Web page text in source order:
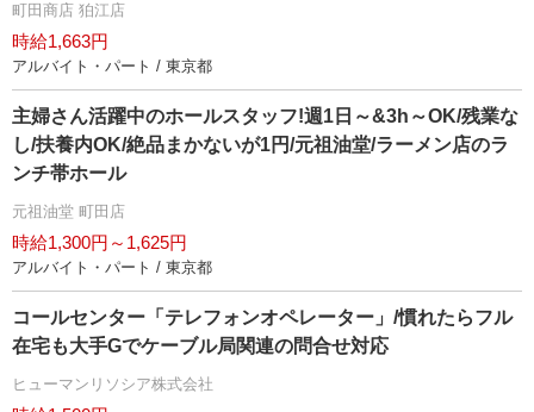
町田商店 狛江店
時給1,663円
アルバイト・パート / 東京都
主婦さん活躍中のホールスタッフ!週1日～&3h～OK/残業な
し/扶養内OK/絶品まかないが1円/元祖油堂/ラーメン店のラ
ンチ帯ホール
元祖油堂 町田店
時給1,300円～1,625円
アルバイト・パート / 東京都
コールセンター「テレフォンオペレーター」/慣れたらフル
在宅も大手Gでケーブル局関連の問合せ対応
ヒューマンリソシア株式会社